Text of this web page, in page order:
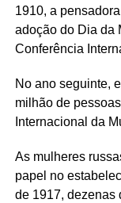
1910, a
adoção do Dia da
Conferência
No ano seguinte,
milhão de
Internacional da
As mulheres
papel no
de 1917, dezenas